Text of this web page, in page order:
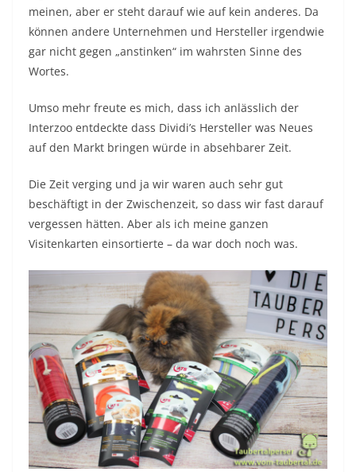
meinen, aber er steht darauf wie auf kein anderes. Da
können andere Unternehmen und Hersteller irgendwie
gar nicht gegen „anstinken“ im wahrsten Sinne des
Wortes.
Umso mehr freute es mich, dass ich anlässlich der
Interzoo entdeckte dass Dividi’s Hersteller was Neues
auf den Markt bringen würde in absehbarer Zeit.
Die Zeit verging und ja wir waren auch sehr gut
beschäftigt in der Zwischenzeit, so dass wir fast darauf
vergessen hätten. Aber als ich meine ganzen
Visitenkarten einsortierte – da war doch noch was.